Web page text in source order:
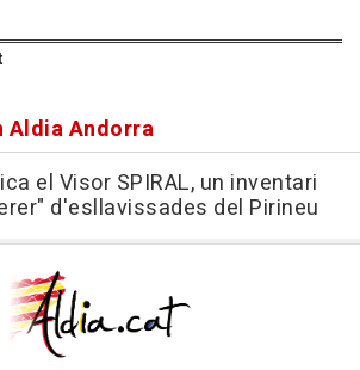
Aldia Andorra
el Visor SPIRAL, un inventari
d'esllavissades del Pirineu